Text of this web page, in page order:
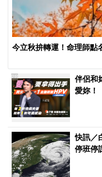
今立秋拚轉運！命理師點
伴侶和
愛妳！
PR
快訊／
停班停